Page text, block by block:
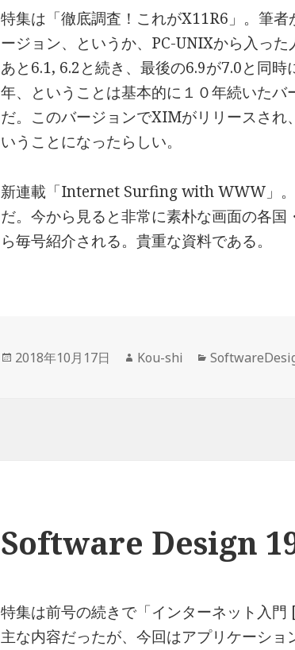
特集は「徹底調査！これがX11R6」。筆
ージョン、というか、PC-UNIXから入っ
あと6.1, 6.2と続き、最後の6.9が7.0と同
年、ということは基本的に１０年続いた
だ。このバージョンでXIMがリリースされ
いうことになったらしい。
新連載「Internet Surfing with WWW」
だ。今から見ると非常に素朴な画面の各
ら毎号紹介される。貴重な資料である。
投
2018年10月17日
作
Kou-shi
カ
Software Design
特集は前号の続きで「インターネット入
主な内容だったが、今回はアプリケーショ